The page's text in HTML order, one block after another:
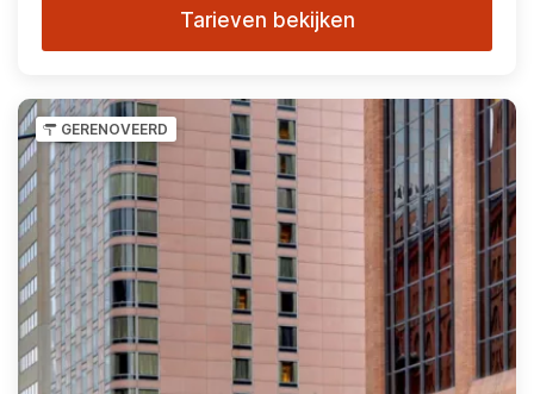
Tarieven bekijken
GERENOVEERD